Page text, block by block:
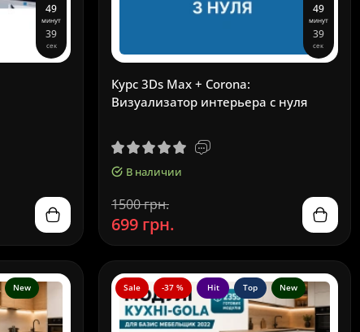
49
минут
38
сек
49
минут
38
сек
Курс 3Ds Max + Corona:
Визуализатор интерьера с нуля
В наличии
1500 грн.
699 грн.
New Sale -37 % Hit Top New